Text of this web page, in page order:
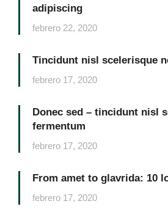
adipiscing
febrero 22, 2020
Tincidunt nisl scelerisque
febrero 17, 2020
Donec sed – tincidunt nisl
fermentum
febrero 17, 2020
From amet to glavrida: 10
febrero 17, 2020